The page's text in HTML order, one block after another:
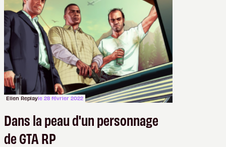
Ellen Replayle 28 février 2022
Dans la peau d'un personnage
de GTA RP